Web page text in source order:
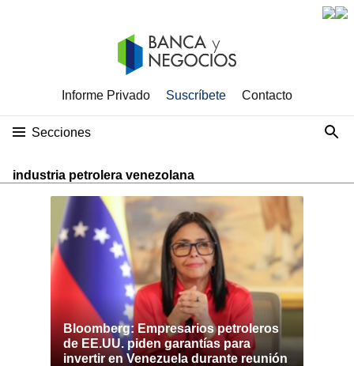
Informe Privado Suscríbete Contacto
Secciones
industria petrolera venezolana
Bloomberg: Empresarios petroleros
de EE.UU. piden garantías para
invertir en Venezuela durante reunión